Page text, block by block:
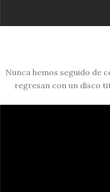
Nunca hemos seguido de
regresan con un disco